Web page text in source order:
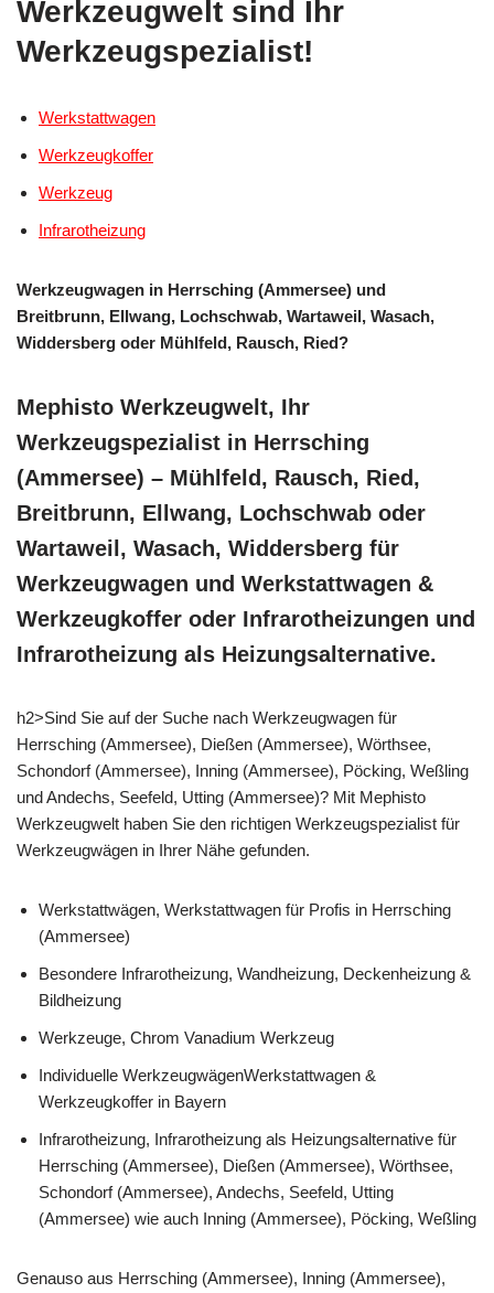
Werkzeugwelt sind Ihr
Werkzeugspezialist!
Werkstattwagen
Werkzeugkoffer
Werkzeug
Infrarotheizung
Werkzeugwagen in Herrsching (Ammersee) und
Breitbrunn, Ellwang, Lochschwab, Wartaweil, Wasach,
Widdersberg oder Mühlfeld, Rausch, Ried?
Mephisto Werkzeugwelt, Ihr
Werkzeugspezialist in Herrsching
(Ammersee) – Mühlfeld, Rausch, Ried,
Breitbrunn, Ellwang, Lochschwab oder
Wartaweil, Wasach, Widdersberg für
Werkzeugwagen und Werkstattwagen &
Werkzeugkoffer oder Infrarotheizungen und
Infrarotheizung als Heizungsalternative.
h2>Sind Sie auf der Suche nach Werkzeugwagen für
Herrsching (Ammersee), Dießen (Ammersee), Wörthsee,
Schondorf (Ammersee), Inning (Ammersee), Pöcking, Weßling
und Andechs, Seefeld, Utting (Ammersee)? Mit Mephisto
Werkzeugwelt haben Sie den richtigen Werkzeugspezialist für
Werkzeugwägen in Ihrer Nähe gefunden.
Werkstattwägen, Werkstattwagen für Profis in Herrsching
(Ammersee)
Besondere Infrarotheizung, Wandheizung, Deckenheizung &
Bildheizung
Werkzeuge, Chrom Vanadium Werkzeug
Individuelle WerkzeugwägenWerkstattwagen &
Werkzeugkoffer in Bayern
Infrarotheizung, Infrarotheizung als Heizungsalternative für
Herrsching (Ammersee), Dießen (Ammersee), Wörthsee,
Schondorf (Ammersee), Andechs, Seefeld, Utting
(Ammersee) wie auch Inning (Ammersee), Pöcking, Weßling
Genauso aus Herrsching (Ammersee), Inning (Ammersee),